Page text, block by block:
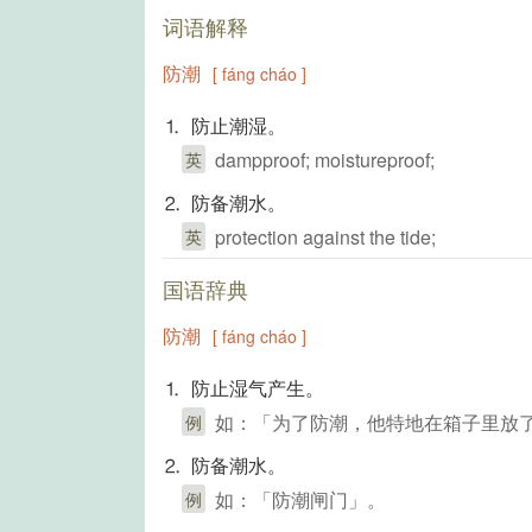
词语解释
防潮 [ fáng cháo ]
⒈ 防止潮湿。
英 dampproof; moistureproof;
⒉ 防备潮水。
英 protection against the tide;
国语辞典
防潮 [ fáng cháo ]
⒈ 防止湿气产生。
例 如：「为了防潮，他特地在箱子里放
⒉ 防备潮水。
例 如：「防潮闸门」。